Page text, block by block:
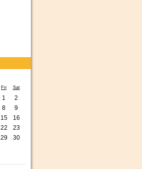
Fri Sat
1
2
8
9
15
16
22
23
29 30